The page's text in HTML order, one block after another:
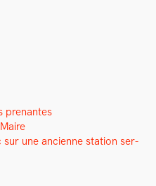
prenantes
sur une anci­enne sta­tion ser­